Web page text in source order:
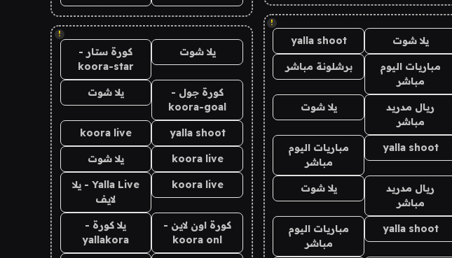
!
يلا شوت yalla shoot
مباريات اليوم
مباشر
برشلونة مباشر
ريال مدريد
مباشر
يلا شوت
yalla shoot
مباريات اليوم
مباشر
ريال مدريد
مباشر
يلا شوت
yalla shoot
مباريات اليوم
مباشر
!
يلا شوت
كورة ستار -
koora-star
كورة جول -
koora-goal
يلا شوت
yalla shoot
koora live
koora live يلا شوت
koora live
Yalla Live - يلا
لايف
كورة اون لاين -
koora onl
يلا كورة -
yallakora